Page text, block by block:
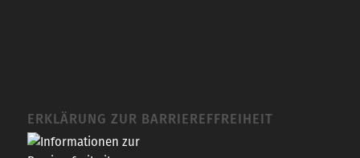
ERKLÄRUNG ZUR BARRIEREFFREIHEIT